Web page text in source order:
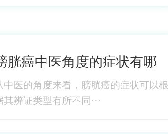
胱癌中医角度的症状有哪
中医的角度来看，膀胱癌的症状可以根
其辨证类型有所不同···